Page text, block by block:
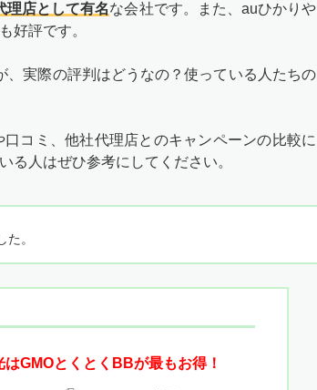
理店として有名な会社です。また、auひかりや
好評です。
実際の評判はどうなの？使っている人たちの
コミ、他社代理店とのキャンペーンの比較に
る人はぜひ参考にしてください。
た。
GMOとくとくBBが最もお得！